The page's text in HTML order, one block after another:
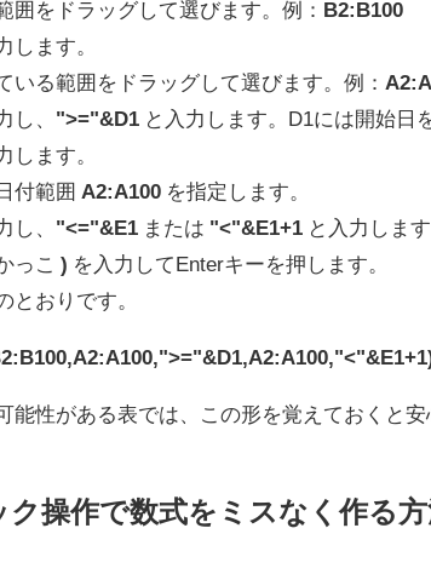
囲をドラッグして選びます。例： B2:B100
します。
いる範囲をドラッグして選びます。例：
し、 ">="&D1 と入力します。D1には開始日
します。
付範囲 A2:A100 を指定します。
し、 "<="&E1 または "<"&E1+1 と入力しま
っこ) を入力してEnterキーを押します。
とおりです。
能性がある表では、この形を覚えておくと安
ク操作で数式をミスなく作る